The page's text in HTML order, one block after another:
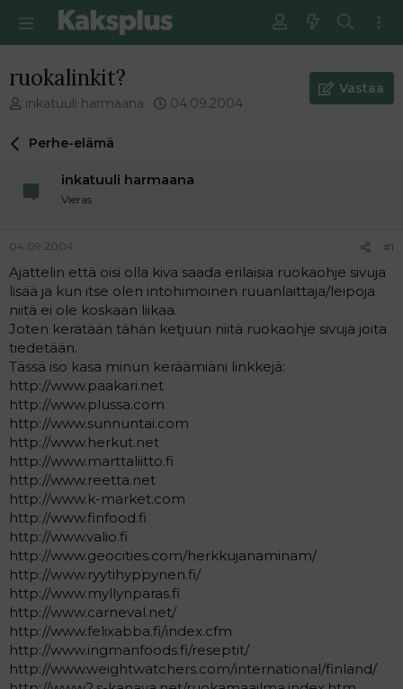
ruokalinkit?
V
e
i
u
n
a
l
o
t
t
a
j
a
inkatuuli harmaana
E
m
n
v
i
e
04.09.2004
Vastaa
Perhe-elämä
inkatuuli harmaana
Vieras
04.09.2004 #1
Ajattelin että oisi olla kiva saada erilaisia ruokaohje sivuja
lisää ja kun itse olen intohimoinen ruuanlaittaja/leipoja
niitä ei ole koskaan liikaa.
Joten kerätään tähän ketjuun niitä ruokaohje sivuja joita
tiedetään.
Tässä iso kasa minun keräämiäni linkkejä:
http://www.paakari.net
http://www.plussa.com
http://www.sunnuntai.com
http://www.herkut.net
http://www.marttaliitto.fi
http://www.reetta.net
http://www.k-market.com
http://www.finfood.fi
http://www.valio.fi
http://www.geocities.com/herkkujanaminam/
http://www.ryytihyppynen.fi/
http://www.myllynparas.fi
http://www.carneval.net/
http://www.felixabba.fi/index.cfm
http://www.ingmanfoods.fi/reseptit/
http://www.weightwatchers.com/international/finland/